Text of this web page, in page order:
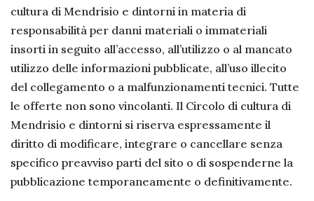
cultura di Mendrisio e dintorni in materia di
responsabilità per danni materiali o immateriali
insorti in seguito all’accesso, all’utilizzo o al mancato
utilizzo delle informazioni pubblicate, all’uso illecito
del collegamento o a malfunzionamenti tecnici. Tutte
le offerte non sono vincolanti. Il Circolo di cultura di
Mendrisio e dintorni si riserva espressamente il
diritto di modificare, integrare o cancellare senza
specifico preavviso parti del sito o di sospenderne la
pubblicazione temporaneamente o definitivamente.